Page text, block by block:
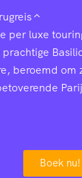
per luxe
beroemd
Boek nu!